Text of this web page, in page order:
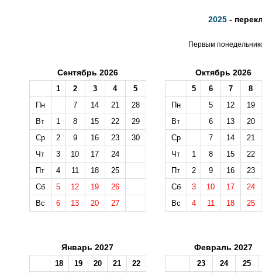
2025 -
Первым
Сентябрь 2026
1 2 3 4
5
Пн
7 14 21
28
Вт
1 8 15 22
29
Ср
2 9 16 23
30
Чт
3 10 17
24
Пт
4 11 18
25
Сб
5 12 19
26
Вс
6 13 20 27
Октябрь 2026
5 6 7
8
Пн
5 12
19
Вт
6 13
20
Ср
7 14
21
Чт
1 8 15
22
Пт
2 9 16
23
Сб
3 10 17
24
Вс
4 11 18 25
Январь 2027
18 19 20 21
22
Февраль 2027
23 24
25